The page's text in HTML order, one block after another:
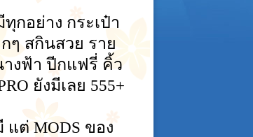
กอย่าง กระเป๋า
ๆ สกินสวย ราย
างฟ้า ปีกแฟรี่ คิ้ว
ยังมีเลย 555+
ต่ MODS ของ